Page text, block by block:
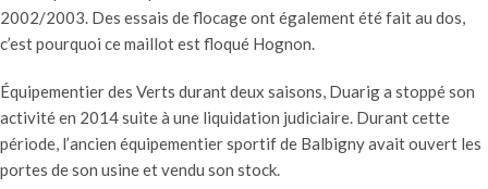
2002/2003. Des essais de flocage ont également été fait au dos,
c’est pourquoi ce maillot est floqué Hognon.
Équipementier des Verts durant deux saisons, Duarig a stoppé son
activité en 2014 suite à une liquidation judiciaire. Durant cette
période, l’ancien équipementier sportif de Balbigny avait ouvert les
portes de son usine et vendu son stock.